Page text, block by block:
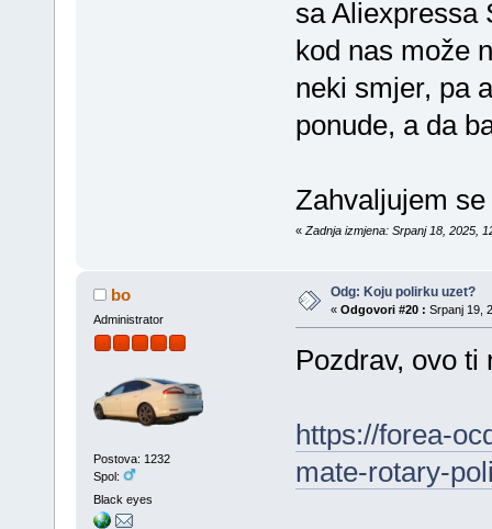
sa Aliexpressa
kod nas može
neki smjer, pa
ponude, a da
Zahvaljujem
« Zadnja izmjena: Srpanj 18, 2025,
bo
Administrator
Postova: 1232
Spol:
Black eyes
Odg: Koju polirku uzet?
« Odgovori #20 : Srpanj 19,
Pozdrav, ovo ti
https://forea-
mate-rotary-